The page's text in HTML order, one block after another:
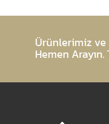
Ürünlerimiz ve
Hemen Arayın.